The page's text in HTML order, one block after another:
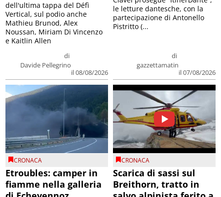
di
Davide Pellegrino
il 08/08/2026
dell'ultima tappa del Défì
Vertical, sul podio anche
Mathieu Brunod, Alex
Noussan, Miriam Di Vincenzo
e Kaitlin Allen
di
gazzettamatin
il 07/08/2026
le letture dantesche, con la
partecipazione di Antonello
Pistritto (...
CRONACA
Etroubles: camper in
fiamme nella galleria
CRONACA
Scarica di sassi sul
Breithorn, tratto in